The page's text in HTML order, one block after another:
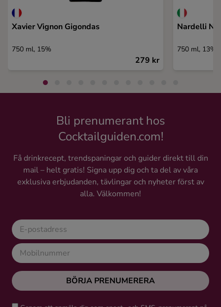
Xavier Vignon Gigondas
750 ml, 15%
279 kr
Nardelli
750 ml, 13%
Bli prenumerant hos
Cocktailguiden.com!
Få drinkrecept, trendspaningar och guider direkt till din
mail – helt gratis! Signa upp dig och ta del av våra
exklusiva erbjudanden, tävlingar och nyheter först av
alla. Välkommen!
BÖRJA PRENUMERERA